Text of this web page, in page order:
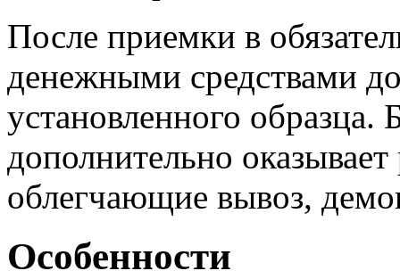
После приемки в
денежными средствами
установленного образца.
дополнительно
облегчающие вывоз,
Особенности